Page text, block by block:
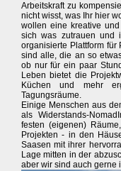
Arbeitskraft zu
nicht wisst, was Ihr hier
wollen eine kreative
sich was zutrauen und
organisierte Plattform für
sind alle, die an so
ob nur für ein paar
Leben bietet die
Küchen und mehr
Tagungsräume.
Einige Menschen aus
als Widerstands-
festen (eigenen)
Projekten - in den
Saasen mit ihrer
Lage mitten in der
aber wir sind auch gerne